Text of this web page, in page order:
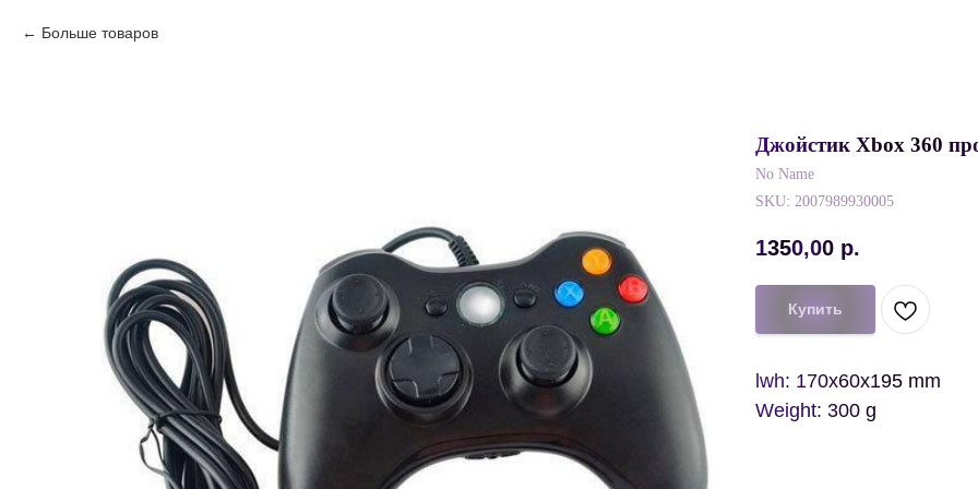
Больше товаров
Джойстик Xbox 360
No Name
SKU: 2007989930005
1350,00 р.
Купить
lwh: 170x60x195 mm
Weight: 300 g